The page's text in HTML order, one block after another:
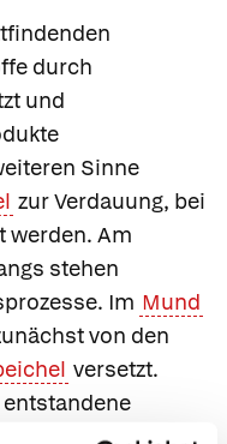
durch
und
Sinne
zur Verdauung, bei
werden. Am
stehen
Im Mund
von den
versetzt.
er durchmengt und